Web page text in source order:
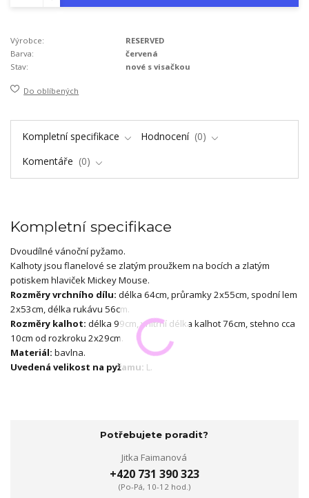
Výrobce:
RESERVED
Barva:
červená
Stav:
nové s visačkou
Do oblíbených
Kompletní specifikace Hodnocení
0
Komentáře
0
Kompletní specifikace
Dvoudílné vánoční pyžamo.
Kalhoty jsou flanelové se zlatým proužkem na bocích a zlatým
potiskem hlaviček Mickey Mouse.
Rozměry vrchního dílu: délka 64cm, průramky 2x55cm, spodní lem
2x53cm, délka rukávu 56cm.
Rozměry kalhot: délka 99cm, vnitřní délka kalhot 76cm, stehno cca
10cm od rozkroku 2x29cm.
Materiál: bavlna.
Uvedená velikost na pyžamu: L.
Potřebujete poradit?
Jitka Faimanová
+420 731 390 323
(Po-Pá, 10-12 hod.)